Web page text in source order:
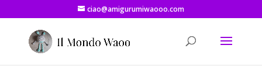
ciao@amigurumiwaooo.com